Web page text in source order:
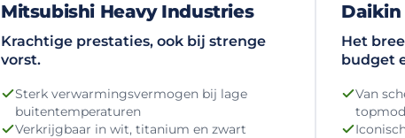
Mitsubishi Heavy Industries
Krachtige prestaties, ook bij strenge
vorst.
Sterk verwarmingsvermogen bij lage
buitentemperaturen
Verkrijgbaar in wit, titanium en zwart
Daikin
Het
budget
Van